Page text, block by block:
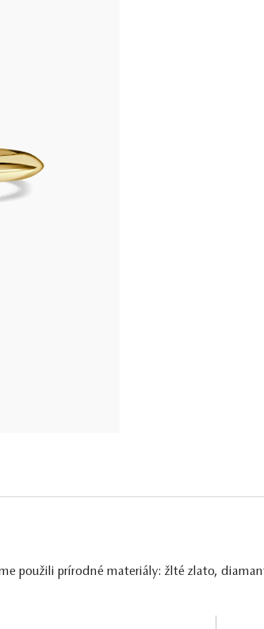
použili prírodné materiály: žlté zlato,